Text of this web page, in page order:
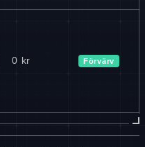
0 kr Förvärv